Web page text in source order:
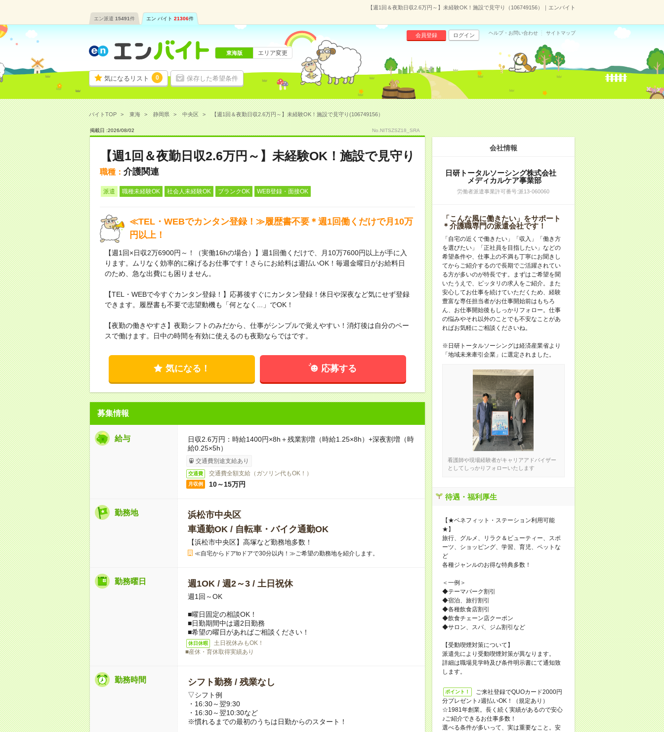
【週1回＆夜勤日収2.6万円～】未経験OK！施設で見守り（106749156）｜エンバイト
エン派遣 15491件 エン バイト 21306件
気になるリスト 0 保存した希望条件
会員登録 ログイン ヘルプ・お問い合わせ サイトマップ
東海版 エリア変更
バイトTOP 東海 静岡県 中央区 【週1回＆夜勤日収2.6万円～】未経験OK！施設で見守り(106749156）
掲載日 :2026/08/02 No.NITSZSZ18_SRA
【週1回＆夜勤日収2.6万円～】未経験OK！施設で見守り
職種： 介護関連
派遣 職種未経験OK 社会人未経験OK ブランクOK WEB登録・面接OK
≪TEL・WEBでカンタン登録！≫履歴書不要＊週1回働くだけで月10万
円以上！
【週1回×日収2万6900円～！（実働16hの場合）】週1回働くだけで、月10万7600円以上が手に入
ります。ムリなく効率的に稼げるお仕事です！さらにお給料は週払いOK！毎週金曜日がお給料日
のため、急な出費にも困りません。
【TEL・WEBで今すぐカンタン登録！】応募後すぐにカンタン登録！休日や深夜など気にせず登録
できます。履歴書も不要で志望動機も「何となく...」でOK！
【夜勤の働きやすさ】夜勤シフトのみだから、仕事がシンプルで覚えやすい！消灯後は自分のペー
スで働けます。日中の時間を有効に使えるのも夜勤ならではです。
気になる！ 応募する
募集情報
給与
日収2.6万円：時給1400円×8h＋残業割増（時給1.25×8h）+深夜割増（時
給0.25×5h）
交通費別途支給あり
交通費 交通費全額支給（ガソリン代もOK！）
月収例 10～15万円
勤務地
浜松市中央区
車通勤OK / 自転車・バイク通勤OK
【浜松市中央区】高塚など勤務地多数！
≪自宅からドアtoドアで30分以内！≫ご希望の勤務地を紹介します。
勤務曜日 週1OK / 週2～3 / 土日祝休
週1回～OK
■曜日固定の相談OK！
■日勤期間中は週2日勤務
■希望の曜日があればご相談ください！
休日休暇
土日祝休みもOK！
■産休・育休取得実績あり
勤務時間 シフト勤務 / 残業なし
▽シフト例
・16:30～翌9:30
・16:30～翌10:30など
※慣れるまでの最初のうちは日勤からのスタート！
会社情報
日研トータルソーシング株式会社
メディカルケア事業部
労働者派遣事業許可番号:派13-060060
「こんな風に働きたい」をサポート
＊介護職専門の派遣会社です！
「自宅の近くで働きたい」「収入」「働き方
を選びたい」「正社員を目指したい」などの
希望条件や、仕事上の不満も丁寧にお聞きし
てからご紹介するので長期でご活躍されてい
る方が多いのが特長です。まずはご希望を聞
いたうえで、ピッタリの求人をご紹介。また
安心してお仕事を続けていただくため、経験
豊富な専任担当者がお仕事開始前はもちろ
ん、お仕事開始後もしっかりフォロー。仕事
の悩みやそれ以外のことでも不安なことがあ
ればお気軽にご相談くださいね。
※日研トータルソーシングは経済産業省より
「地域未来牽引企業」に選定されました。
看護師や現場経験者がキャリアアドバイザー
としてしっかりフォローいたします
待遇・福利厚生
【★ベネフィット・ステーション利用可能
★】
旅行、グルメ、リラク＆ビューティー、スポ
ーツ、ショッピング、学習、育児、ペットな
ど
各種ジャンルのお得な特典多数！
＜一例＞
◆テーマパーク割引
◆宿泊、旅行割引
◆各種飲食店割引
◆飲食チェーン店クーポン
◆サロン、スパ、ジム割引など
【受動喫煙対策について】
派遣先により受動喫煙対策が異なります。
詳細は職場見学時及び条件明示書にて通知致
します。
ポイント！
ご来社登録でQUOカード2000円
分プレゼント♪週払いOK！（規定あり）
☆1981年創業。長く続く実績があるので安心
♪ご紹介できるお仕事多数！
選べる条件が多いって、実は重要なこと。安